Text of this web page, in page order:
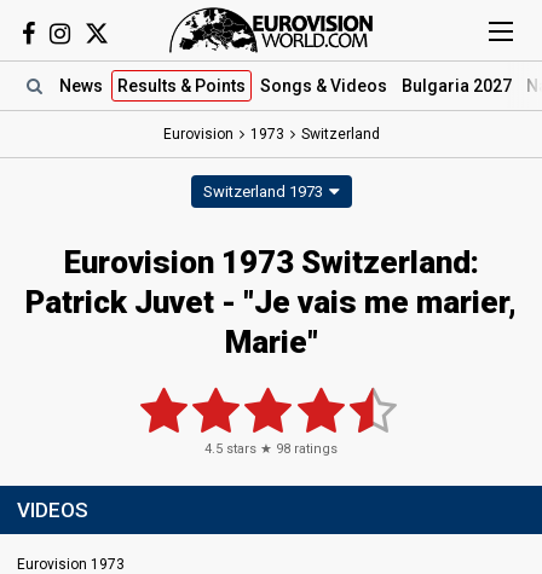
News Results & Points Songs & Videos Bulgaria 2027
Eurovision 1973 Switzerland
Switzerland 1973
Eurovision 1973 Switzerland:
Patrick Juvet - "Je vais me marier,
Marie"
4.5 stars ★ 98 ratings
VIDEOS
Eurovision 1973